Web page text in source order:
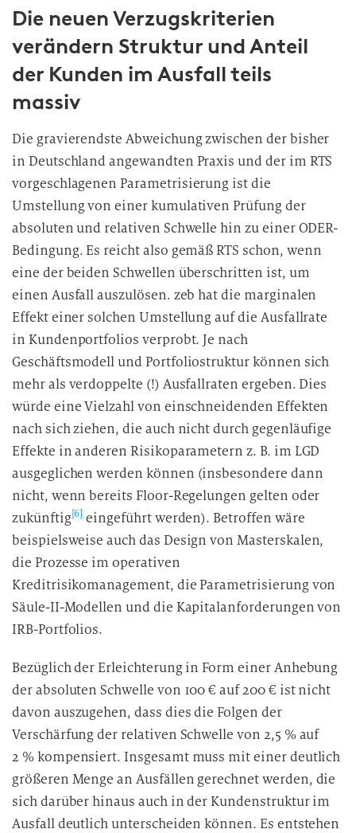
Die neuen Verzugskriterien
verändern Struktur und Anteil
der Kunden im Ausfall teils
massiv
Die gravierendste Abweichung zwischen der bisher
in Deutschland angewandten Praxis und der im RTS
vorgeschlagenen Parametrisierung ist die
Umstellung von einer kumulativen Prüfung der
absoluten und relativen Schwelle hin zu einer ODER-
Bedingung. Es reicht also gemäß RTS schon, wenn
eine der beiden Schwellen überschritten ist, um
einen Ausfall auszulösen. zeb hat die marginalen
Effekt einer solchen Umstellung auf die Ausfallrate
in Kundenportfolios verprobt. Je nach
Geschäftsmodell und Portfoliostruktur können sich
mehr als verdoppelte (!) Ausfallraten ergeben. Dies
würde eine Vielzahl von einschneidenden Effekten
nach sich ziehen, die auch nicht durch gegenläufige
Effekte in anderen Risikoparametern z. B. im LGD
ausgeglichen werden können (insbesondere dann
nicht, wenn bereits Floor-Regelungen gelten oder
zukünftig[6] eingeführt werden). Betroffen wäre
beispielsweise auch das Design von Masterskalen,
die Prozesse im operativen
Kreditrisikomanagement, die Parametrisierung von
Säule-II-Modellen und die Kapitalanforderungen von
IRB-Portfolios.
Bezüglich der Erleichterung in Form einer Anhebung
der absoluten Schwelle von 100 € auf 200 € ist nicht
davon auszugehen, dass dies die Folgen der
Verschärfung der relativen Schwelle von 2,5 % auf
2 % kompensiert. Insgesamt muss mit einer deutlich
größeren Menge an Ausfällen gerechnet werden, die
sich darüber hinaus auch in der Kundenstruktur im
Ausfall deutlich unterscheiden können. Es entstehen